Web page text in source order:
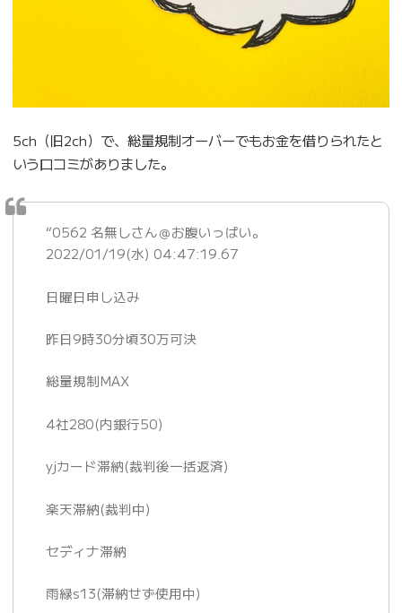
5ch（旧2ch）で、総量規制オーバーでもお金を借りられたと
いう口コミがありました。
“0562 名無しさん＠お腹いっぱい。
2022/01/19(水) 04:47:19.67
日曜日申し込み
昨日9時30分頃30万可決
総量規制MAX
4社280(内銀行50)
yjカード滞納(裁判後一括返済)
楽天滞納(裁判中)
セディナ滞納
雨緑s13(滞納せず使用中)